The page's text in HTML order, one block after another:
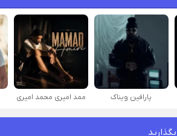
پارافين ویناک ممد امیری محمد امیری